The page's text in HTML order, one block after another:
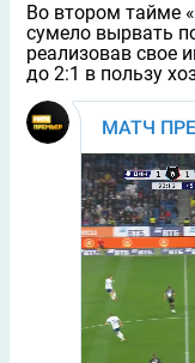
Во втором тайме
сумело вырвать
реализовав свое
до 2:1 в пользу